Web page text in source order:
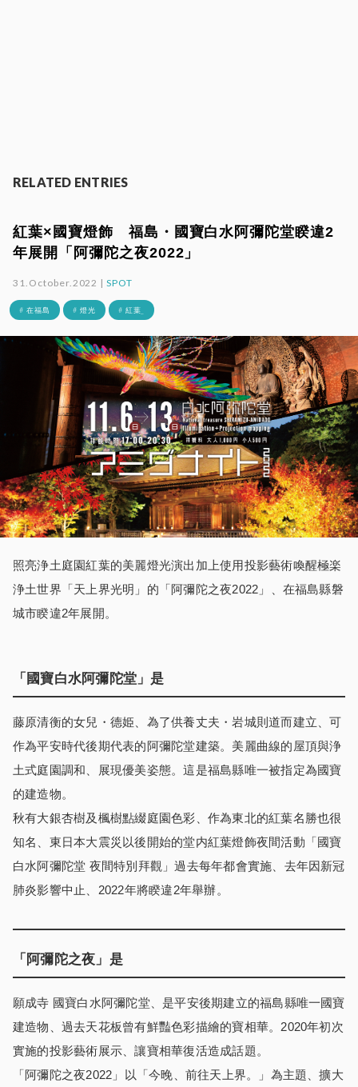
RELATED ENTRIES
紅葉×國寶燈飾 福島・國寶白水阿彌陀堂睽違2
年展開「阿彌陀之夜2022」
31.October.2022 |SPOT
# 在福島 # 燈光 # 紅葉_
照亮浄土庭園紅葉的美麗燈光演出加上使用投影藝術喚醒極楽
浄土世界「天上界光明」的「阿彌陀之夜2022」、在福島縣磐
城市睽違2年展開。
「國寶白水阿彌陀堂」是
藤原清衡的女兒・德姫、為了供養丈夫・岩城則道而建立、可
作為平安時代後期代表的阿彌陀堂建築。美麗曲線的屋頂與浄
土式庭園調和、展現優美姿態。這是福島縣唯一被指定為國寶
的建造物。
秋有大銀杏樹及楓樹點綴庭園色彩、作為東北的紅葉名勝也很
知名、東日本大震災以後開始的堂内紅葉燈飾夜間活動「國寶
白水阿彌陀堂 夜間特別拜觀」過去每年都會實施、去年因新冠
肺炎影響中止、2022年將睽違2年舉辦。
「阿彌陀之夜」是
願成寺 國寶白水阿彌陀堂、是平安後期建立的福島縣唯一國寶
建造物、過去天花板曾有鮮豔色彩描繪的寶相華。2020年初次
實施的投影藝術展示、讓寶相華復活造成話題。
「阿彌陀之夜2022」以「今晚、前往天上界。」為主題、擴大